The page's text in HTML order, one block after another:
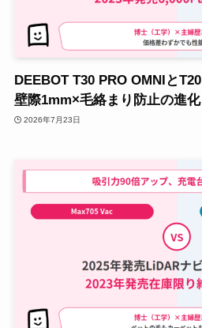
DEEBOT T30 PRO OMNIと
壁際1mm×毛絡まり防止の進化
2026年7月23日